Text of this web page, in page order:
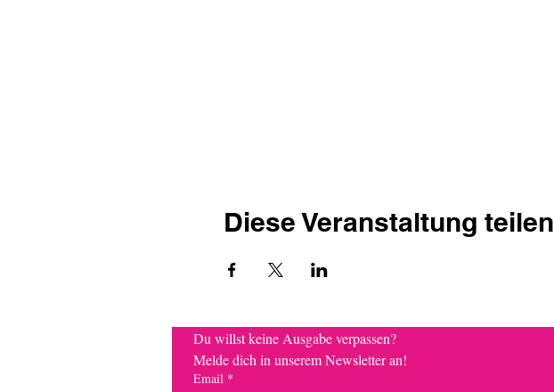
Diese Veranstaltung teilen
Melde dich in unserem Newsletter an!
Email *